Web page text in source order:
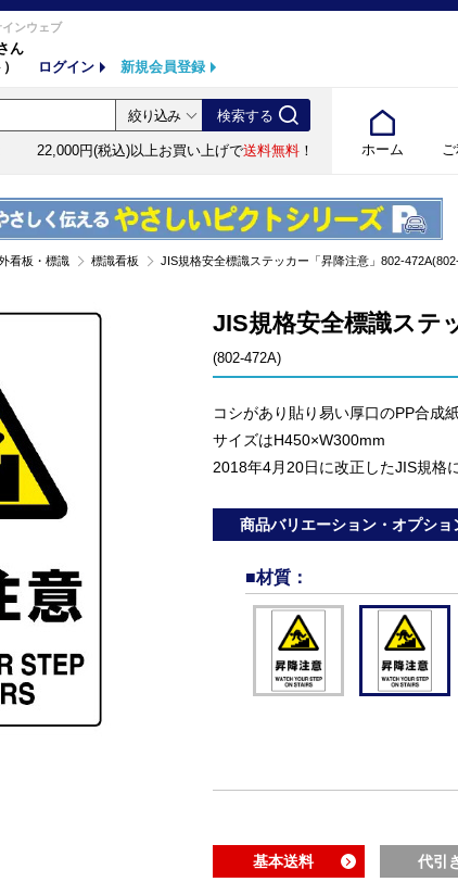
ンウェブ
ん
ログイン 新規会員登録
ホーム
22,000円(税込)以上お買い上げで送料無料 ！
看板・標識 標識看板 JIS規格安全標識ステッカー「昇降注意」802-
JIS規格安全標識ステ
(802-472A)
コシがあり貼り易い厚口のPP合成
サイズはH450×W300mm
2018年4月20日に改正したJIS規格
商品バリエーション・オプショ
■材質 ：
基本送料 代引